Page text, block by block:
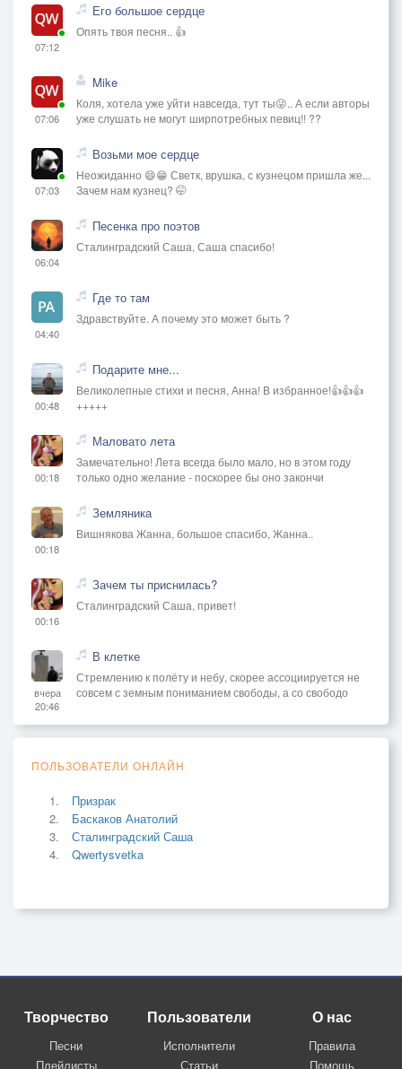
07:12
Его большое сердце
Опять твоя песня.. 👍
07:06
Mike
Коля, хотела уже уйти навсегда, тут ты😜.. А если авторы
уже слушать не могут ширпотребных певиц!! ??
07:03
Возьми мое сердце
Неожиданно 😄😁 Светк, врушка, с кузнецом пришла же...
Зачем нам кузнец? 🤭
06:04
Песенка про поэтов
Сталинградский Саша, Саша спасибо!
04:40
Где то там
Здравствуйте. А почему это может быть ?
00:48
Подарите мне...
Великолепные стихи и песня, Анна! В избранное!👍👍👍
+++++
00:18
Маловато лета
Замечательно! Лета всегда было мало, но в этом году
только одно желание - поскорее бы оно закончи
00:18
Земляника
Вишнякова Жанна, большое спасибо, Жанна..
00:16
Зачем ты приснилась?
Сталинградский Саша, привет!
вчера
20:46
В клетке
Стремлению к полёту и небу, скорее ассоциируется не
совсем с земным пониманием свободы, а со свободо
ПОЛЬЗОВАТЕЛИ ОНЛАЙН
Призрак
Баскаков Анатолий
Сталинградский Саша
Qwertysvetka
Творчество
Песни
Плейлисты
Пользователи
Исполнители
Статьи
О нас
Правила
Помощь